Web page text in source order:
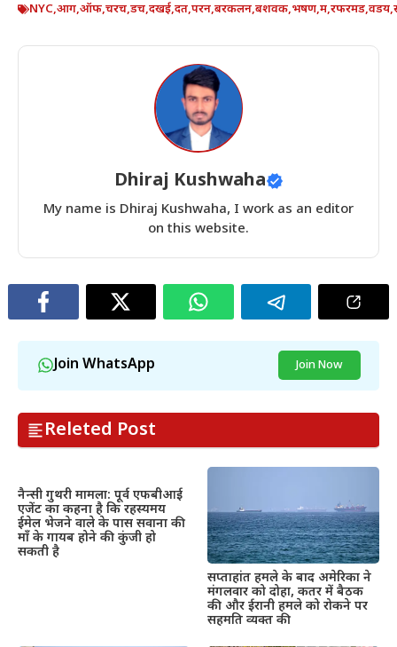
NYC,आग,ऑफ,चरच,डच,दखई,दत,परन,बरकलन,बशवक,भषण,म,रफरमड,वडय,
Dhiraj Kushwaha
My name is Dhiraj Kushwaha, I work as an editor
on this website.
Join WhatsApp Join Now
Releted Post
नैन्सी गुथरी मामला: पूर्व एफबीआई
एजेंट का कहना है कि रहस्यमय
ईमेल भेजने वाले के पास सवाना की
माँ के गायब होने की कुंजी हो
सकती है
सप्ताहांत हमले के बाद अमेरिका ने
मंगलवार को दोहा, कतर में बैठक
की और ईरानी हमले को रोकने पर
सहमति व्यक्त की